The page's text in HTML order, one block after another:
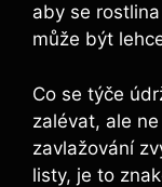
aby se
může být
Co se týče
zalévat, ale
zavlažování
listy, je to